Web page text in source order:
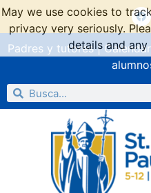
Padres y tutores|
May we use cookies to
privacy very seriously.
details and any